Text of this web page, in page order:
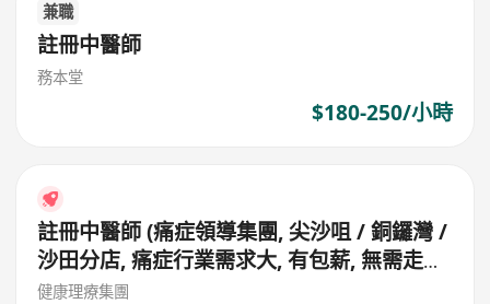
兼職
註冊中醫師
務本堂
$180-250/小時
註冊中醫師 (痛症領導集團, 尖沙咀 / 銅鑼灣 /
沙田分店, 痛症行業需求大, 有包薪, 無需走鋪,
主力問診, 無需落針及銷售)
健康理療集團